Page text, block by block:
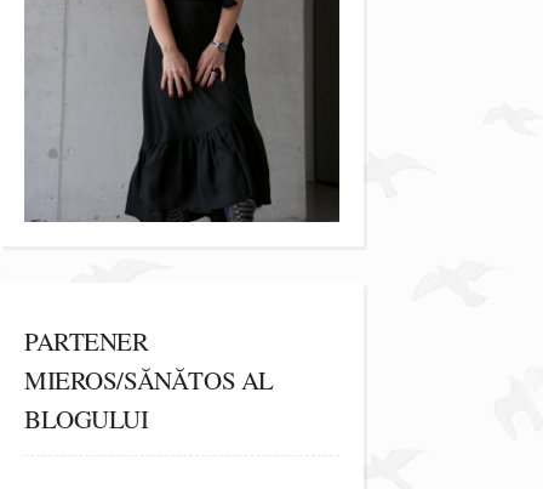
PARTENER
MIEROS/SĂNĂTOS AL
BLOGULUI